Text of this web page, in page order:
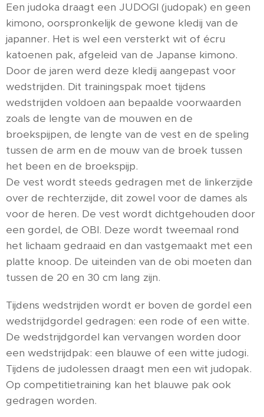
Een judoka draagt een JUDOGI (judopak) en geen
kimono, oorspronkelijk de gewone kledij van de
japanner. Het is wel een versterkt wit of écru
katoenen pak, afgeleid van de Japanse kimono.
Door de jaren werd deze kledij aangepast voor
wedstrijden. Dit trainingspak moet tijdens
wedstrijden voldoen aan bepaalde voorwaarden
zoals de lengte van de mouwen en de
broekspijpen, de lengte van de vest en de speling
tussen de arm en de mouw van de broek tussen
het been en de broekspijp.
De vest wordt steeds gedragen met de linkerzijde
over de rechterzijde, dit zowel voor de dames als
voor de heren. De vest wordt dichtgehouden door
een gordel, de OBI. Deze wordt tweemaal rond
het lichaam gedraaid en dan vastgemaakt met een
platte knoop. De uiteinden van de obi moeten dan
tussen de 20 en 30 cm lang zijn.
Tijdens wedstrijden wordt er boven de gordel een
wedstrijdgordel gedragen: een rode of een witte.
De wedstrijdgordel kan vervangen worden door
een wedstrijdpak: een blauwe of een witte judogi.
Tijdens de judolessen draagt men een wit judopak.
Op competitietraining kan het blauwe pak ook
gedragen worden.